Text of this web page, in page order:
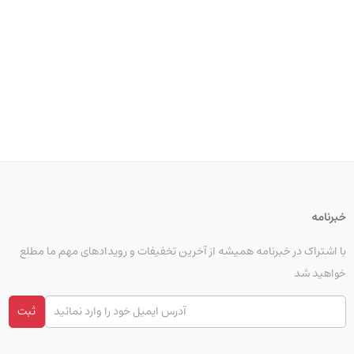
خبرنامه
با اشتراک در خبرنامه همیشه از آخرین تخفیفات و رویدادهای مهم ما مطلع
خواهید شد
ثبت